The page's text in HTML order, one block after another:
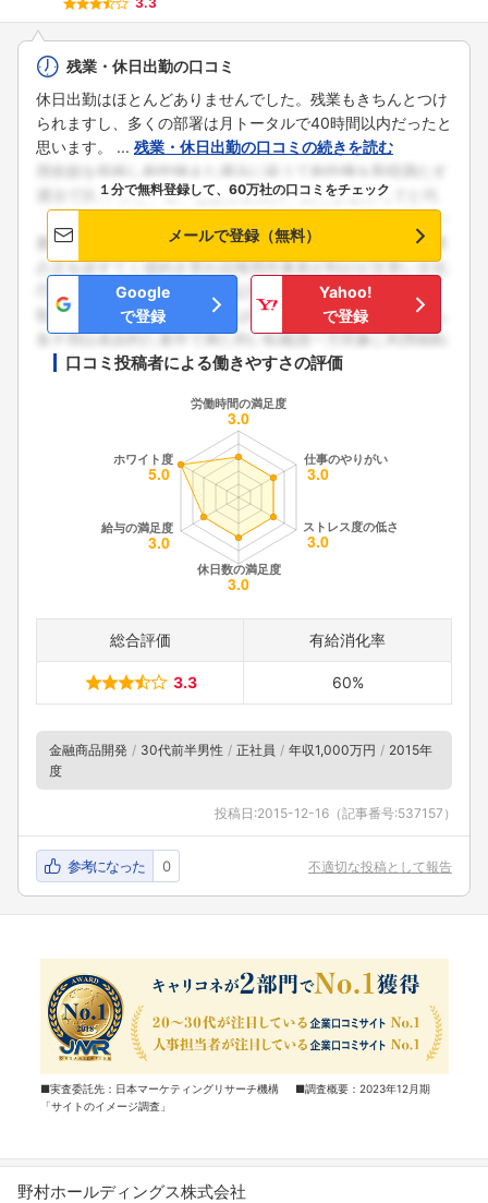
残業・休日出勤の口コミ
休日出勤はほとんどありませんでした。残業もきちんとつけ
られますし、多くの部署は月トータルで40時間以内だったと
思います。 ... 残業・休日出勤の口コミの続きを読む
１分で無料登録して、60万社の口コミをチェック
メールで登録（無料）
Google
で登録
Yahoo!
で登録
口コミ投稿者による働きやすさの評価
総合評価 有給消化率
3.3 60%
金融商品開発 30代前半男性 正社員 年収1,000万円
2015年
度
投稿日:2015-12-16 （記事番号:537157）
参考になった 0 不適切な投稿として報告
■実査委託先：日本マーケティングリサーチ機構 ■調査概要：2023年12月期
「サイトのイメージ調査」
野村ホールディングス株式会社